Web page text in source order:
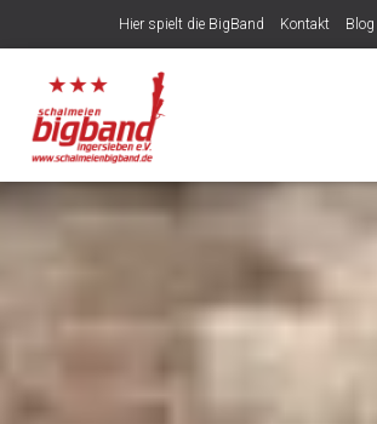
Hier spielt die BigBand Kontakt Blog